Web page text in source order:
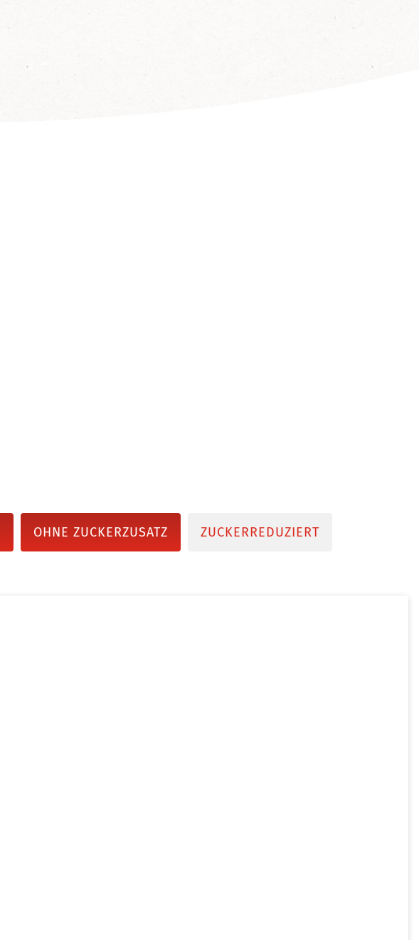
OHNE ZUCKERZUSATZ ZUCKERREDUZIERT